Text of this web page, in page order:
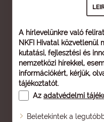
A hírlevelünkre való
NKFI Hivatal közvetlenül
kutatási, fejlesztési és
nemzetközi hírekkel,
információkért, kérjük,
tájékoztatót.
Az adatvédelmi
Beletekintek a